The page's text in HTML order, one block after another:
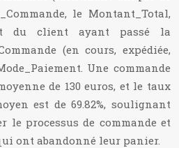
le Montant_Total,
du client ayant passé la
(en cours, expédiée,
Une commande
de 130 euros, et le taux
est de 69.82%, soulignant
le processus de commande et
ont abandonné leur panier.